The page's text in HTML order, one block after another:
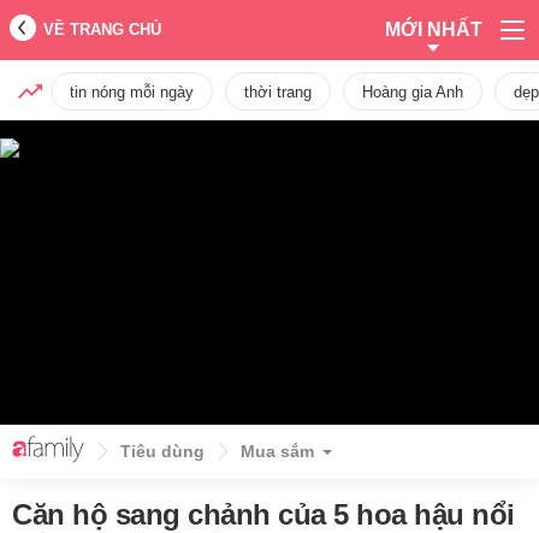
VỀ TRANG CHỦ MỚI NHẤT
tin nóng mỗi ngày thời trang Hoàng gia Anh dẹp
Tiêu dùng Mua sắm
Căn hộ sang chảnh của 5 hoa hậu nổi